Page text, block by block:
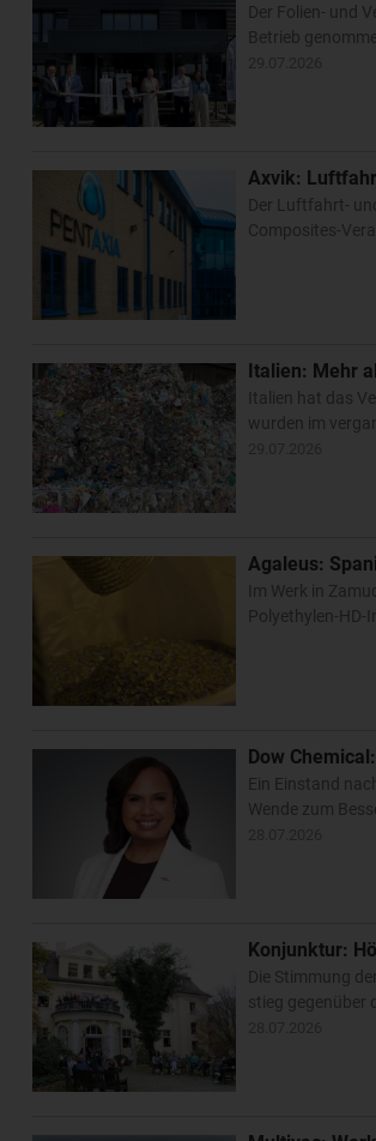
Der Folien- und
Betrieb
Axvik:
Der Luftfahrt-
Composites-
Italien: Mehr
Italien hat das
wurden im
Agaleus:
Im Werk in
Polyethylen-HD-
Dow
Ein Einstand
Wende zum
Konjunktur:
Die Stimmung
stieg gegenüber